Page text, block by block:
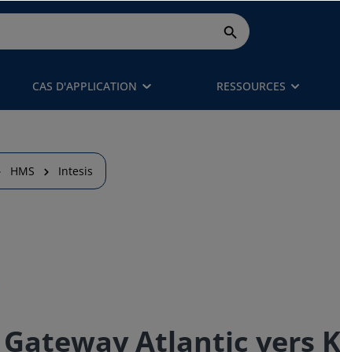
CAS D'APPLICATION RESSOURCES
HMS Intesis
Atlantic vers